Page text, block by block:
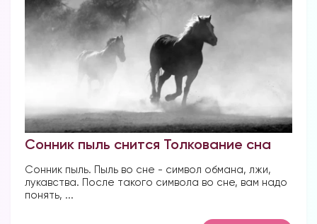
Сонник пыль снится Толкование сна
Сонник пыль. Пыль во сне - символ обмана, лжи,
лукавства. После такого символа во сне, вам надо
понять, ...